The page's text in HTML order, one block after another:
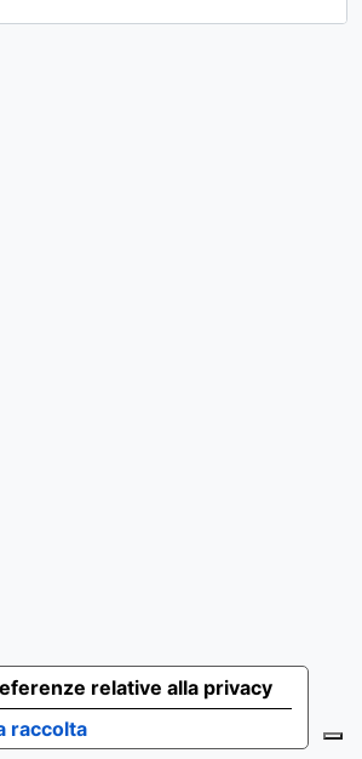
raccolta
relative alla privacy